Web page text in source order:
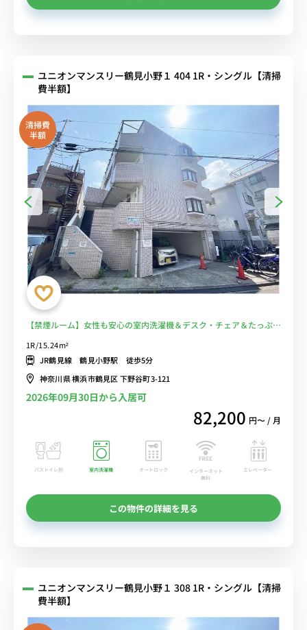
ユニオンマンスリー鶴見小野１ 404 1R・シングル【清掃
費半額】
清掃費
半額
【禁煙ルーム】女性も安心の室内洗濯機＆デスク・チェア＆たっぷり
ル中！
1R/15.24m²
JR鶴見線 鶴見小野駅 徒歩5分
神奈川県 横浜市鶴見区 下野谷町3-121
2026年09月30日から入居可
82,200 円〜 / 月
バストイレ別 室内洗濯機 オートロック
インターネット
無料
エレベーター
この物件の詳細を見る
ユニオンマンスリー鶴見小野１ 308 1R・シングル【清掃
費半額】